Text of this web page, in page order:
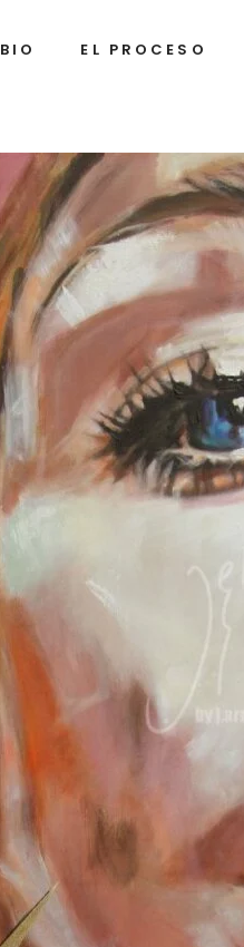
BIO EL PROCESO